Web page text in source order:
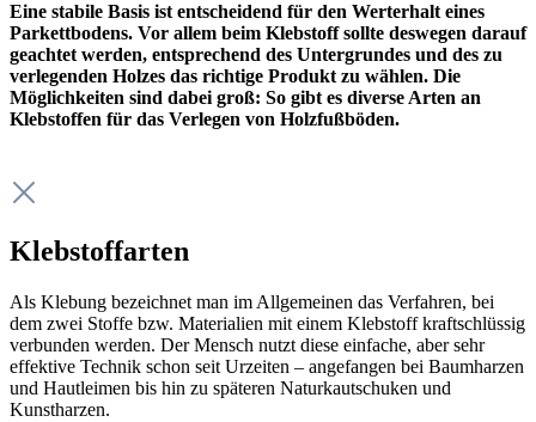
Eine stabile Basis ist entscheidend für den Werterhalt eines
Parkettbodens. Vor allem beim Klebstoff sollte deswegen darauf
geachtet werden, entsprechend des Untergrundes und des zu
verlegenden Holzes das richtige Produkt zu wählen. Die
Möglichkeiten sind dabei groß: So gibt es diverse Arten an
Klebstoffen für das Verlegen von Holzfußböden.
Klebstoffarten
Als Klebung bezeichnet man im Allgemeinen das Verfahren, bei
dem zwei Stoffe bzw. Materialien mit einem Klebstoff kraftschlüssig
verbunden werden. Der Mensch nutzt diese einfache, aber sehr
effektive Technik schon seit Urzeiten – angefangen bei Baumharzen
und Hautleimen bis hin zu späteren Naturkautschuken und
Kunstharzen.